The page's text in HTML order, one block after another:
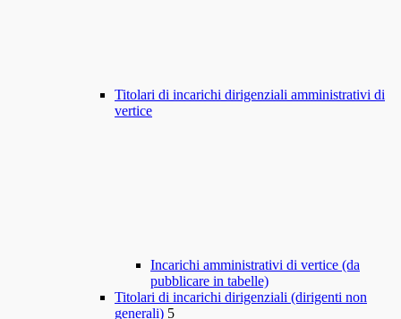
Titolari di incarichi dirigenziali amministrativi di
vertice
Incarichi amministrativi di vertice (da
pubblicare in tabelle)
Titolari di incarichi dirigenziali (dirigenti non
generali) 5